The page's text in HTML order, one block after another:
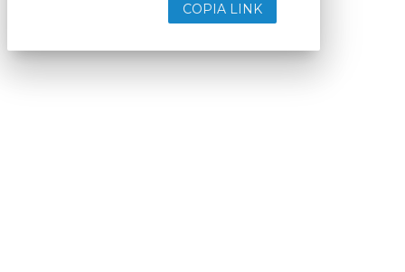
COPIA LINK